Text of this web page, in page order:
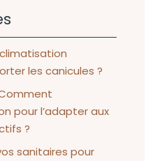
les canicules ?
pour l’adapter aux
?
sanitaires pour